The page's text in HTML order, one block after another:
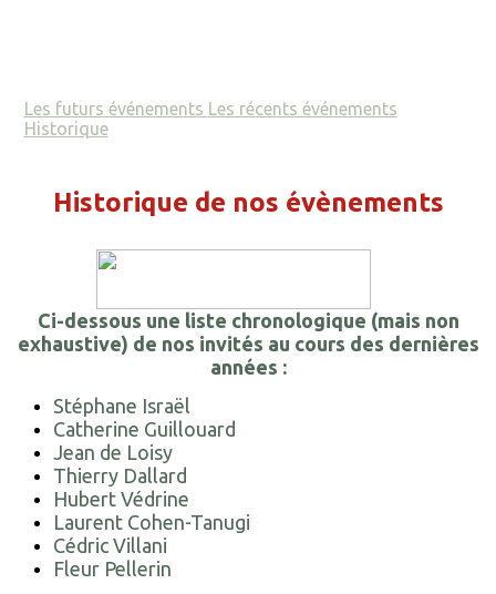
Les futurs événements Les récents événements
Historique
Historique de nos évènements
Ci-dessous une liste chronologique (mais non
exhaustive) de nos invités au cours des dernières
années :
Stéphane Israël
Catherine Guillouard
Jean de Loisy
Thierry Dallard
Hubert Védrine
Laurent Cohen-Tanugi
Cédric Villani
Fleur Pellerin